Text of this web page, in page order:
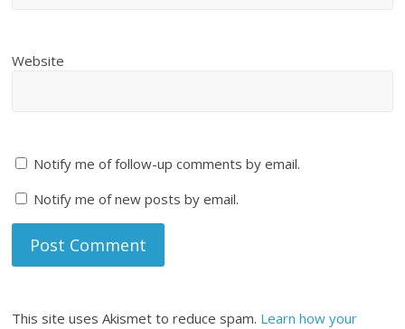
Website
Notify me of follow-up comments by email.
Notify me of new posts by email.
This site uses Akismet to reduce spam. Learn how your